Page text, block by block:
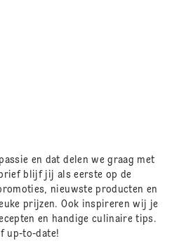
en dat delen we graag met
blijf jij als eerste op de
nieuwste producten en
prijzen. Ook inspireren wij je
en handige culinaire tips.
up-to-date!